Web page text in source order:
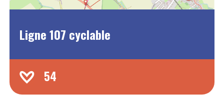
Ligne 107 cyclable
54